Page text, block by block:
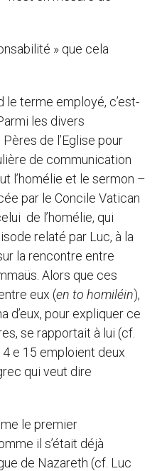
» que cela
le terme employé, c’est-
les divers
de l’Eglise pour
de communication
l’homélie et le sermon –
par le Concile Vatican
de l’homélie, qui
relaté par Luc, à la
la rencontre entre
Alors que ces
eux (en to homiléin),
d’eux, pour expliquer ce
se rapportait à lui (cf.
e 15 emploient deux
qui veut dire
le premier
il s’était déjà
de Nazareth (cf. Luc